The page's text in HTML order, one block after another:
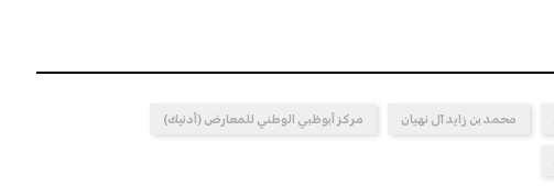
محمد بن زايد آل نهيان مركز أبوظبي الوطني للمعارض (أدنيك)